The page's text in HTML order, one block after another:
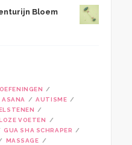
Bloem
ASANA
AUTISME
VOETEN
GUA SHA SCHRAPER
MASSAGE